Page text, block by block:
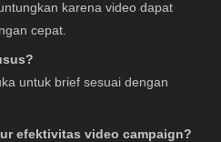
karena video dapat
cepat.
untuk brief sesuai dengan
efektivitas video campaign?